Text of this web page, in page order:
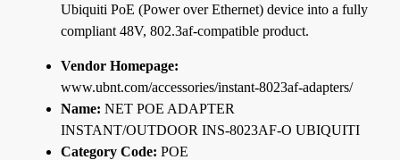
Ubiquiti PoE (Power over Ethernet) device into a fully
compliant 48V, 802.3af-compatible product.
Vendor Homepage:
www.ubnt.com/accessories/instant-8023af-adapters/
Name: NET POE ADAPTER
INSTANT/OUTDOOR INS-8023AF-O UBIQUITI
Category Code: POE